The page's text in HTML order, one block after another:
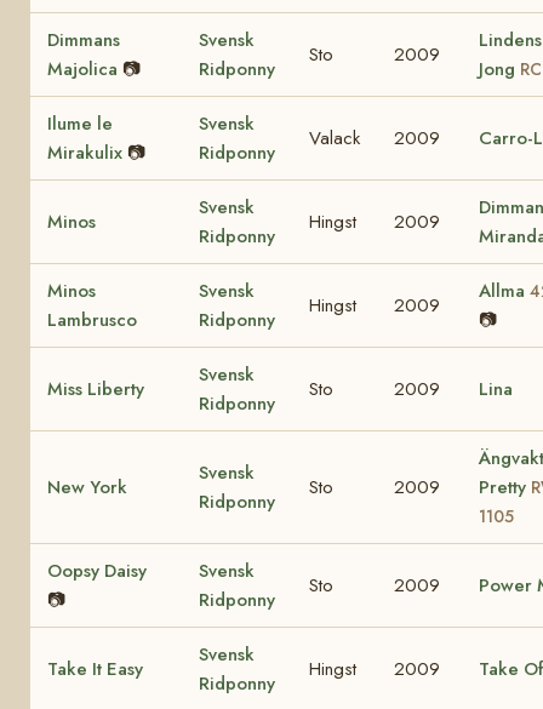
Dimmans
Majolica 📷
Svensk
Ridponny
Sto 2009
Jong
Ilume le
Mirakulix 📷
Svensk
Ridponny
Valack 2009 Carro-
Minos
Svensk
Ridponny
Hingst 2009
Minos
Lambrusco
Svensk
Ridponny
Hingst 2009
Allma
📷
Miss Liberty
Svensk
Ridponny
Sto 2009 Lina
New York
Svensk
Ridponny
Sto 2009
Pretty
1105
Oopsy Daisy
📷
Svensk
Ridponny
Sto 2009 Power
Take It Easy
Svensk
Ridponny
Hingst 2009 Take